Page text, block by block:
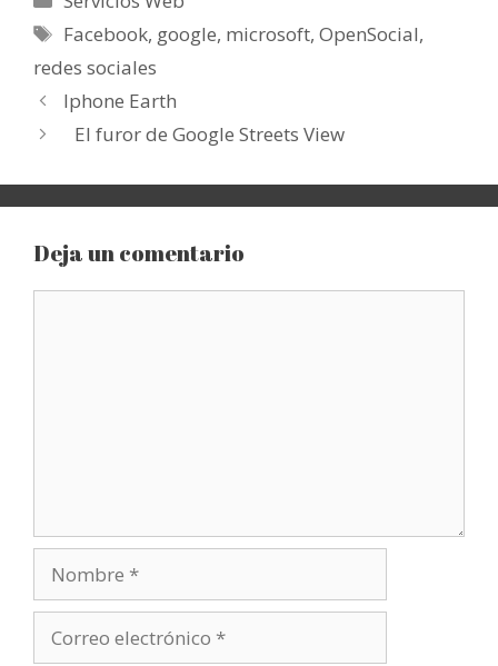
Etiquetas
Facebook, google, microsoft,OpenSocial,
redes sociales
Iphone Earth
El furor de Google Streets View
Deja un comentario
electrónico